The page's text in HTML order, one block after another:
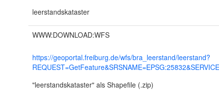
leerstandskataster
WWW:DOWNLOAD:WFS
https://geoportal.freiburg.de/wfs/bra_leerstand/leerstand?
"leerstandskataster" als Shapefile (.zip)